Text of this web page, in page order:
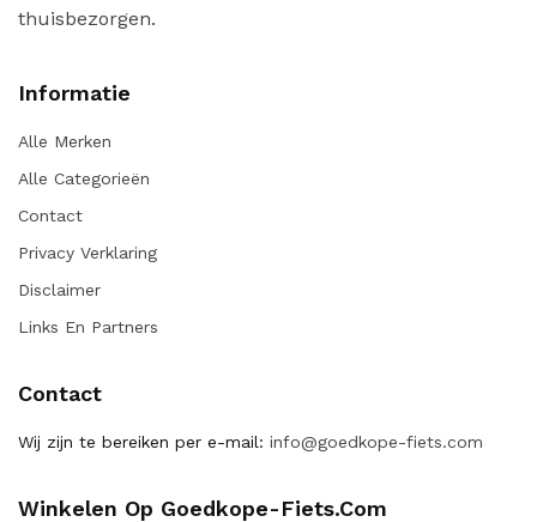
thuisbezorgen.
Informatie
Alle Merken
Alle Categorieën
Contact
Privacy Verklaring
Disclaimer
Links En Partners
Contact
Wij zijn te bereiken per e-mail: info@goedkope-fiets.com
Winkelen Op Goedkope-Fiets.com